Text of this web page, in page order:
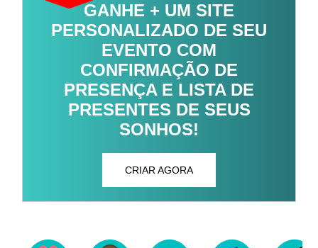
GANHE + UM SITE
PERSONALIZADO DE SEU
EVENTO COM
CONFIRMAÇÃO DE
PRESENÇA E LISTA DE
PRESENTES DE SEUS
SONHOS!
CRIAR AGORA